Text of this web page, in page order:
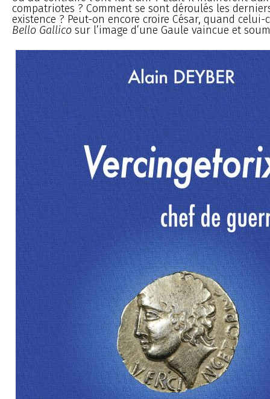
compatriotes ? Comment se sont déroulés les
existence ? Peut-on encore croire César, quand
Bello Gallico sur l’image d’une Gaule vaincue et